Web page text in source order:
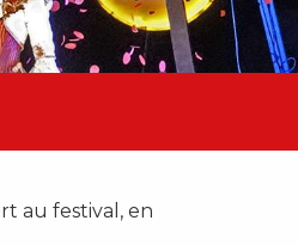
au festival, en